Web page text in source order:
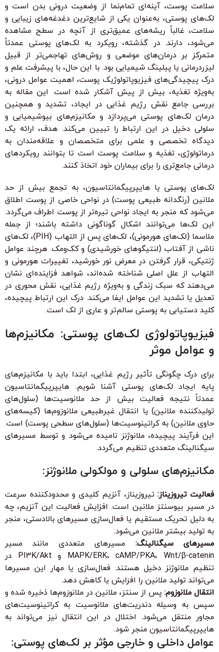
زیرنویس فارسی با ترجمه حرفه‌ای
۳۰ ٪ تخفیف ویژه برای دانشجویان و دانش آموزان
سلامت پوست، آینه‌ای تمام‌نما از وضعیت درونی بدن است و
لک‌های پوستی، به‌عنوان یکی از شایع‌ترین دغدغه‌های زیبایی و
سلامت، غالباً ریشه‌های عمیق‌تری از آنچه در سطح مشاهده
می‌شود، دارند. در گذشته، رویکرد به لک‌های پوستی عمدتاً
متمرکز بر درمان‌های موضعی و روش‌های تهاجمی‌تر از قبیل
لیزردرمانی یا پیلینگ شیمیایی بود. با این حال، با پیشرفت علم و
درک پیچیدگی‌های فیزیوپاتولوژیک پوست، اهمیت عوامل درونی،
به‌ویژه تغذیه، بیش از پیش آشکار شده است. این مقاله به
بررسی جامع نقش رژیم غذایی در ایجاد، تشدید و همچنین
درمان لک‌های پوستی می‌پردازد و مکانیزم‌های بیوشیمیایی و
سلولی دخیل در این ارتباط را تبیین می‌کند. هدف، ارائه یک
دیدگاه تخصصی و علمی برای متخصصان و علاقه‌مندان به
درماتولوژی، تغذیه و سلامت پوست است تا بتوانند رویکردهای
درمانی جامع‌تری را برای بیماران خود اتخاذ کنند.
لک‌های پوستی یا هایپرپیگمانتاسیون، به تجمع بیش از حد
ملانین (رنگدانه طبیعی پوست) در نواحی خاصی از پوست اطلاق
می‌شود که منجر به ایجاد نواحی تیره‌تر از پوست اطراف می‌گردد.
این لک‌ها می‌توانند اشکال گوناگونی داشته باشند؛ از جمله
ملاسما (لک‌های هورمونی)، لک‌های پس از التهاب (PIH)، لک‌های
ناشی از آفتاب (لنتيگوهای خورشیدی) و کک‌ومک. هرچند عوامل
ژنتیکی، قرار گرفتن در معرض نور خورشید، تغییرات هورمونی و
التهاب از علل اصلی شناخته شده‌اند، شواهد فزاینده‌ای نشان
می‌دهند که سبک زندگی و به‌ویژه رژیم غذایی، نقش محوری در
تعدیل یا تشدید این عوامل ایفا می‌کند. درک این ارتباط پیچیده،
کلید دستیابی به پوستی سالم‌تر و عاری از لک است.
فیزیوپاتولوژی لک‌های پوستی: مکانیزم‌ها
و عوامل موثر
برای درک چگونگی تأثیر رژیم غذایی، ابتدا باید با مکانیزم‌های
پایه ایجاد لک‌های پوستی آشنا شویم. هایپرپیگمانتاسیون
عمدتاً نتیجه فعالیت بیش از حد ملانوسیت‌ها (سلول‌های
تولیدکننده ملانین) یا انتقال غیرطبیعی ملانوزوم‌ها (کیسه‌های
حاوی ملانین) به کراتینوسیت‌ها (سلول‌های سطحی پوست) است.
این فرآیند پیچیده، ملانوژنز نامیده می‌شود و توسط مسیرهای
سیگنالینگ متعددی تنظیم می‌گردد.
مکانیزم‌های سلولی و مولکولی ملانوژنز:
فعالیت تیروزیناز:تیروزیناز، آنزیم کلیدی و محدودکننده سرعت
در مسیر بیوسنتز ملانین است. افزایش فعالیت این آنزیم، چه
به دلیل تحریک مستقیم یا فعال‌سازی مسیرهای بالادستی، منجر
به تولید بیشتر ملانین می‌شود.
مسیرهای سیگنالینگ: مسیرهای متعددی مانند مسیر
MAPK/ERK، cAMP/PKA، Wnt/β-catenin و PI3K/Akt در
تنظیم ملانوژنز دخیل هستند. فعال‌سازی یا مهار این مسیرها
می‌تواند تولید ملانین را افزایش یا کاهش دهد.
انتقال ملانوزوم: پس از سنتز، ملانین در ملانوزوم‌ها ذخیره شده و
سپس به وسیله دندریت‌های ملانوسیت به کراتینوسیت‌های
مجاور منتقل می‌شود. اختلال در این انتقال نیز می‌تواند به
هایپرپیگمانتاسیون منجر شود.
عوامل داخلی و خارجی مؤثر بر لک‌های پوستی: